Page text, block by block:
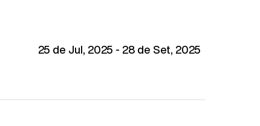
25 de Jul, 2025 - 28 de Set, 2025